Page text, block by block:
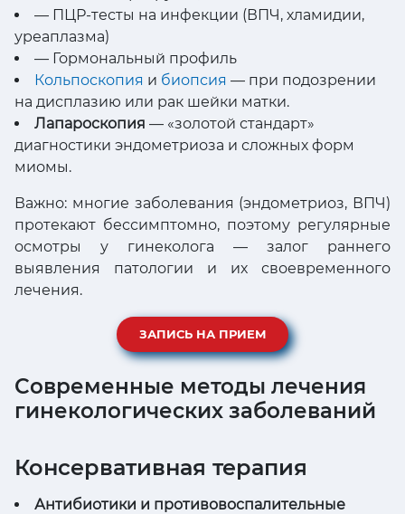
— ПЦР-тесты на инфекции (ВПЧ, хламидии,
уреаплазма)
— Гормональный профиль
Кольпоскопия и биопсия — при подозрении
на дисплазию или рак шейки матки.
Лапароскопия — «золотой стандарт»
диагностики эндометриоза и сложных форм
миомы.
Важно: многие заболевания (эндометриоз, ВПЧ)
протекают бессимптомно, поэтому регулярные
осмотры у гинеколога — залог раннего
выявления патологии и их своевременного
лечения.
ЗАПИСЬ НА ПРИЕМ
Современные методы лечения
гинекологических заболеваний
Консервативная терапия
Антибиотики и противовоспалительные